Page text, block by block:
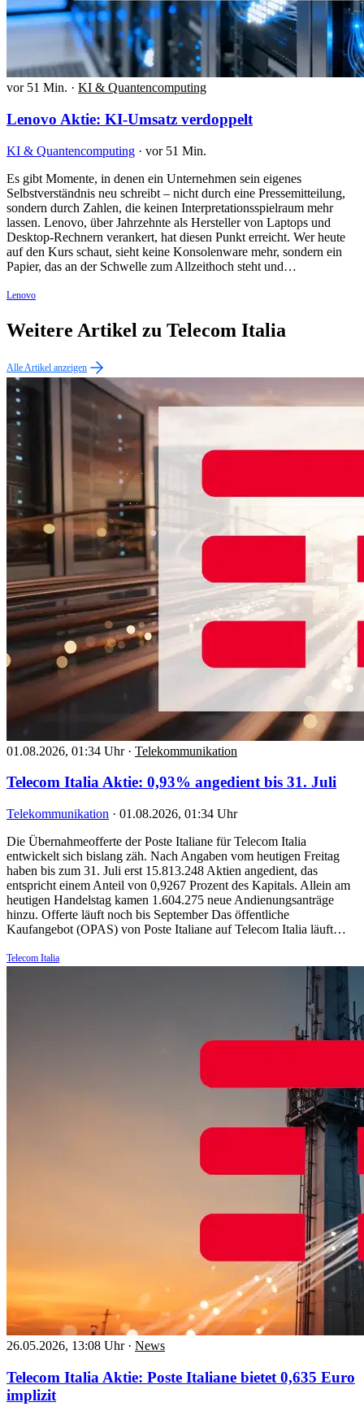
vor 51 Min. · KI & Quantencomputing
Lenovo Aktie: KI-Umsatz verdoppelt
KI & Quantencomputing · vor 51 Min.
Es gibt Momente, in denen ein Unternehmen sein eigenes
Selbstverständnis neu schreibt – nicht durch eine Pressemitteilung,
sondern durch Zahlen, die keinen Interpretationsspielraum mehr
lassen. Lenovo, über Jahrzehnte als Hersteller von Laptops und
Desktop-Rechnern verankert, hat diesen Punkt erreicht. Wer heute
auf den Kurs schaut, sieht keine Konsolenware mehr, sondern ein
Papier, das an der Schwelle zum Allzeithoch steht und…
Lenovo
Weitere Artikel zu Telecom Italia
Alle Artikel anzeigen
01.08.2026, 01:34 Uhr · Telekommunikation
Telecom Italia Aktie: 0,93% angedient bis 31. Juli
Telekommunikation · 01.08.2026, 01:34 Uhr
Die Übernahmeofferte der Poste Italiane für Telecom Italia
entwickelt sich bislang zäh. Nach Angaben vom heutigen Freitag
haben bis zum 31. Juli erst 15.813.248 Aktien angedient, das
entspricht einem Anteil von 0,9267 Prozent des Kapitals. Allein am
heutigen Handelstag kamen 1.604.275 neue Andienungsanträge
hinzu. Offerte läuft noch bis September Das öffentliche
Kaufangebot (OPAS) von Poste Italiane auf Telecom Italia läuft…
Telecom Italia
26.05.2026, 13:08 Uhr · News
Telecom Italia Aktie: Poste Italiane bietet 0,635 Euro
implizit